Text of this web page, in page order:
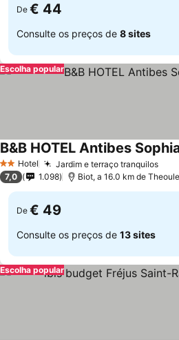
De € 44
Consulte os preços de 8 sites
Escolha popular
2 Estrelas
Hotel Jardim e terraço tranquilos
B&B HOTEL Antibes
7,0 1.098 Biot, a 16.0 km de
De € 49
Consulte os preços de 13 sites
Escolha popular